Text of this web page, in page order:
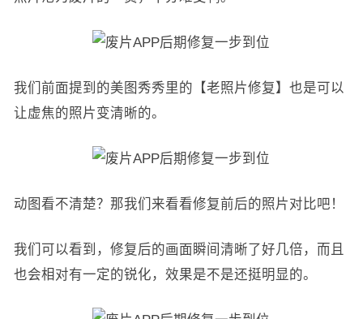
我们前面提到的美图秀秀里的【老照片修复】也是可以
让虚焦的照片变清晰的。
动图看不清楚？那我们来看看修复前后的照片对比吧！
我们可以看到，修复后的画面瞬间清晰了好几倍，而且
也会相对有一定的锐化，效果是不是还挺明显的。